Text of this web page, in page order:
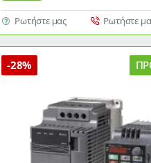
(INVERTER)
DELTA
VFD015EL21A
είσοδος
1x230V
Ρωτήστε μας Ρωτήστε
-28%